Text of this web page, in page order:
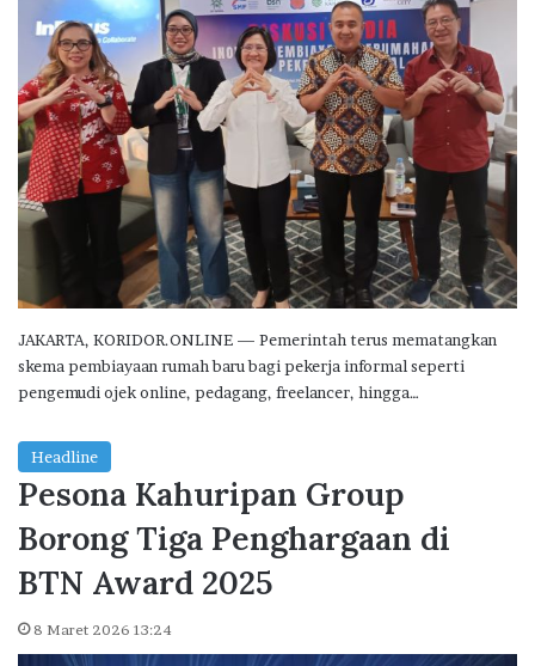
JAKARTA, KORIDOR.ONLINE — Pemerintah terus mematangkan
skema pembiayaan rumah baru bagi pekerja informal seperti
pengemudi ojek online, pedagang, freelancer, hingga…
Headline
Pesona Kahuripan Group
Borong Tiga Penghargaan di
BTN Award 2025
8 Maret 2026 13:24